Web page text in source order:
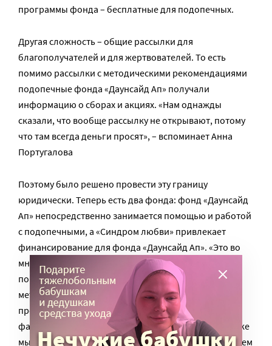
программы фонда – бесплатные для подопечных.
Другая сложность – общие рассылки для
благополучателей и для жертвователей. То есть
помимо рассылки с методическими рекомендациями
подопечные фонда «Даунсайд Ап» получали
информацию о сборах и акциях. «Нам однажды
сказали, что вообще рассылку не открывают, потому
что там всегда деньги просят», – вспоминает Анна
Португалова
Поэтому было решено провести эту границу
юридически. Теперь есть два фонда: фонд «Даунсайд
Ап» непосредственно занимается помощью и работой
с подопечными, а «Синдром любви» привлекает
финансирование для фонда «Даунсайд Ап». «Это во
многом сняло напряжение и противоречия. Все
понимают, что вот отсюда мы получаем рассылку с
методологией, а вот отсюда придет письмо с
предложением о пожертвовании или участии в
фандрайзинговой акции. Причем ко второй рассылке
мы подключаем подопечных не сразу, а не раньше чем